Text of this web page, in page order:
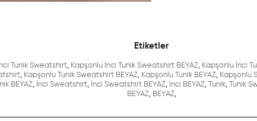
Etiketler
Tunik Sweatshirt, Kapşonlu İnci Tunik Sweatshirt BEYAZ, Kapşonlu İnci
, Kapşonlu Tunik Sweatshirt BEYAZ, Kapşonlu Tunik BEYAZ, Kapşonlu
BEYAZ, İnci Sweatshirt, İnci Sweatshirt BEYAZ, İnci BEYAZ, Tunik, Tunik
BEYAZ, BEYAZ,